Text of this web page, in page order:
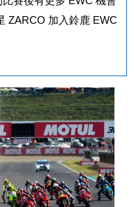
ZARCO 加入鈴鹿 EWC